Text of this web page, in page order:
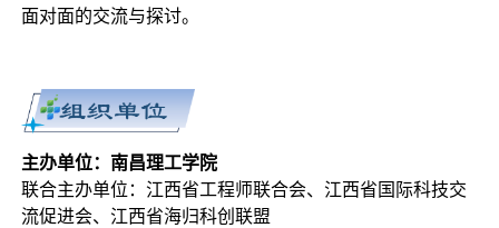
面对面的交流与探讨。
主办单位：南昌理工学院
联合主办单位：江西省工程师联合会、江西省国际科技交
流促进会、江西省海归科创联盟